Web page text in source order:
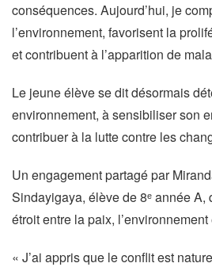
conséquences. Aujourd’hui, je
l’environnement, favorisent la
et contribuent à l’apparition de
Le jeune élève se dit désormais
environnement, à sensibiliser son
contribuer à la lutte contre les
Un engagement partagé par
Sindayigaya, élève de 8ᵉ année
étroit entre la paix,
« J’ai appris que le conflit est